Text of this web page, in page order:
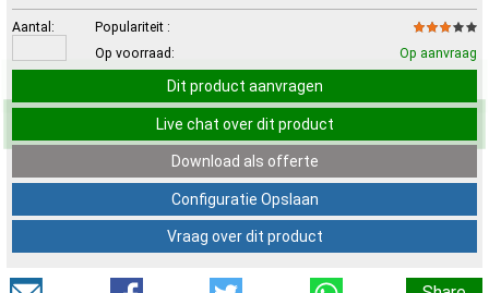
Aantal:
Populariteit :
Op voorraad:
Op aanvraag
Dit product aanvragen
Live chat over dit product
Download als offerte
Configuratie Opslaan
Vraag over dit product